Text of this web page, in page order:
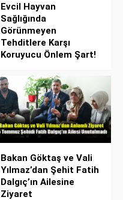
Evcil Hayvan
Sağlığında
Görünmeyen
Tehditlere Karşı
Koruyucu Önlem Şart!
Bakan Göktaş ve Vali
Yılmaz’dan Şehit Fatih
Dalgıç’ın Ailesine
Ziyaret